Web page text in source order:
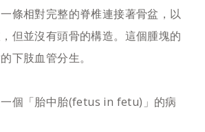
條相對完整的脊椎連接著骨盆，以
但並沒有頭骨的構造。這個腫塊的
下肢血管分生。
個「胎中胎(fetus in fetu)」的病